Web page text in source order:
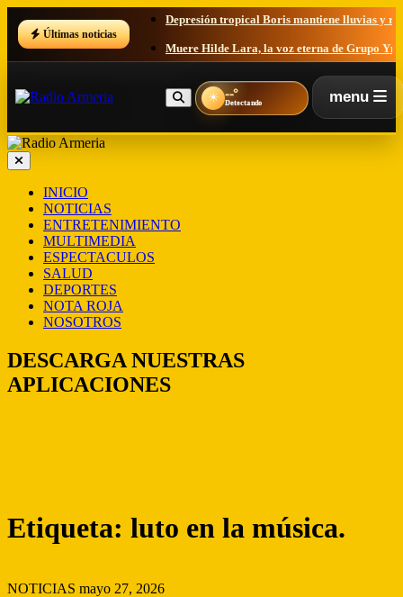
Últimas noticias
Depresión tropical Boris mantiene lluvias y
Muere Hilde Lara, la voz eterna de Grupo
Tecomán amanece bajo operativo tras
Recibos de luz se disparan en Colima: entre
Colima se prepara para la temporada de
☀ --°
Detectando menu
INICIO
NOTICIAS
ENTRETENIMIENTO
MULTIMEDIA
ESPECTACULOS
SALUD
DEPORTES
NOTA ROJA
NOSOTROS
DESCARGA NUESTRAS
APLICACIONES
Etiqueta: luto en la música.
NOTICIAS mayo 27, 2026